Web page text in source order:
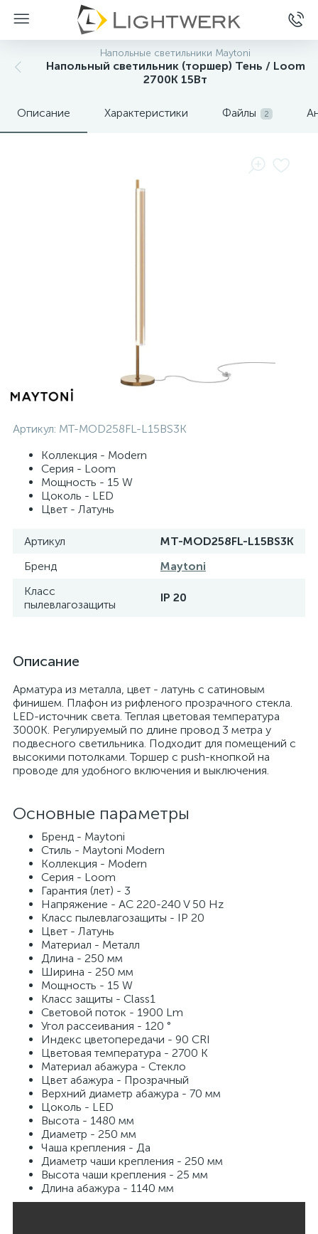
Напольные светильники Maytoni
Напольный светильник (торшер) Тень / Loom
2700К 15Вт
Описание Характеристики Файлы 2
Артикул: MT-MOD258FL-L15BS3K
Коллекция - Modern
Серия - Loom
Мощность - 15 W
Цоколь - LED
Цвет - Латунь
Артикул
MT-MOD258FL-L15BS3K
Бренд
Maytoni
Класс
пылевлагозащиты
IP 20
Описание
Арматура из металла, цвет - латунь с сатиновым
финишем. Плафон из рифленого прозрачного стекла.
LED-источник света. Теплая цветовая температура
3000К. Регулируемый по длине провод 3 метра у
подвесного светильника. Подходит для помещений с
высокими потолками. Торшер с push-кнопкой на
проводе для удобного включения и выключения.
Основные параметры
Бренд - Maytoni
Стиль - Maytoni Modern
Коллекция - Modern
Серия - Loom
Гарантия (лет) - 3
Напряжение - AC 220-240 V 50 Hz
Класс пылевлагозащиты - IP 20
Цвет - Латунь
Материал - Металл
Длина - 250 мм
Ширина - 250 мм
Мощность - 15 W
Класс защиты - Class1
Световой поток - 1900 Lm
Угол рассеивания - 120 °
Индекс цветопередачи - 90 CRI
Цветовая температура - 2700 K
Материал абажура - Стекло
Цвет абажура - Прозрачный
Верхний диаметр абажура - 70 мм
Цоколь - LED
Высота - 1480 мм
Диаметр - 250 мм
Чаша крепления - Да
Диаметр чаши крепления - 250 мм
Высота чаши крепления - 25 мм
Длина абажура - 1140 мм